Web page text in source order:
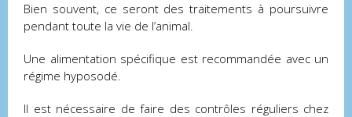
Bien souvent, ce seront des traitements à poursuivre
pendant toute la vie de l’animal.
Une alimentation spécifique est recommandée avec un
régime hyposodé.
Il est nécessaire de faire des contrôles réguliers chez